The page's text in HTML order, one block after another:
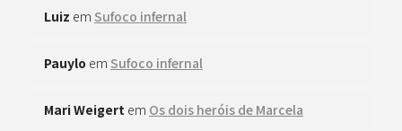
Luiz em Sufoco infernal
Pauylo em Sufoco infernal
Mari Weigert em Os dois heróis de Marcela